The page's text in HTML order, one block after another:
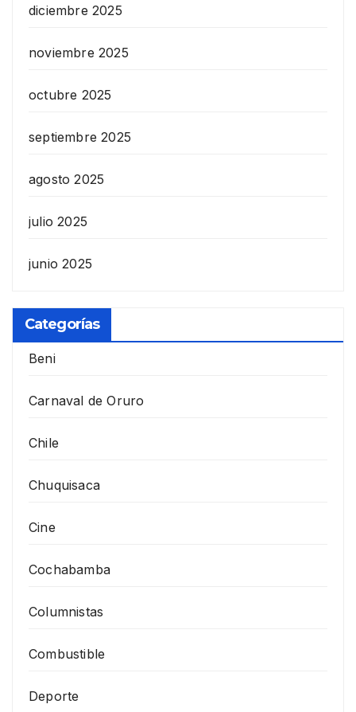
diciembre 2025
noviembre 2025
octubre 2025
septiembre 2025
agosto 2025
julio 2025
junio 2025
Categorías
Beni
Carnaval de Oruro
Chile
Chuquisaca
Cine
Cochabamba
Columnistas
Combustible
Deporte